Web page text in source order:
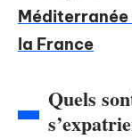
Méditerranée
la France
Quels